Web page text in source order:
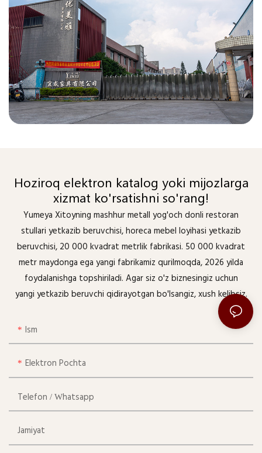
Hoziroq elektron katalog yoki mijozlarga
xizmat ko'rsatishni so'rang!
Yumeya Xitoyning mashhur metall yog'och donli restoran
stullari yetkazib beruvchisi, horeca mebel loyihasi yetkazib
beruvchisi, 20 000 kvadrat metrlik fabrikasi. 50 000 kvadrat
metr maydonga ega yangi fabrikamiz qurilmoqda, 2026 yilda
foydalanishga topshiriladi. Agar siz o'z biznesingiz uchun
yangi yetkazib beruvchi qidirayotgan bo'lsangiz, xush kelibsiz.
Ism
Elektron Pochta
Telefon / Whatsapp
Jamiyat